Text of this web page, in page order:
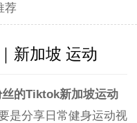
荐
新加坡 运动
丝的Tiktok新加坡运动
是分享日常健身运动视